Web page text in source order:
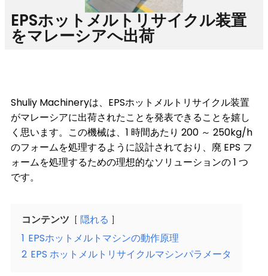
EPSホットメルトリサイクル装置
をマレーシアへ出荷
Shuliy Machineryは、EPSホットメルトリサイクル装置
がマレーシアに出荷されたことを発表できることを嬉し
く思います。この機械は、1 時間あたり 200 ～ 250kg/h
のフォームを処理するように設計されており、廃 EPS フ
ォームを処理するための理想的なソリューションの 1 つ
です。
コンテンツ
隠れる
1 EPSホットメルトマシンの動作原理
2 EPS ホットメルトリサイクルマシンパラメータ